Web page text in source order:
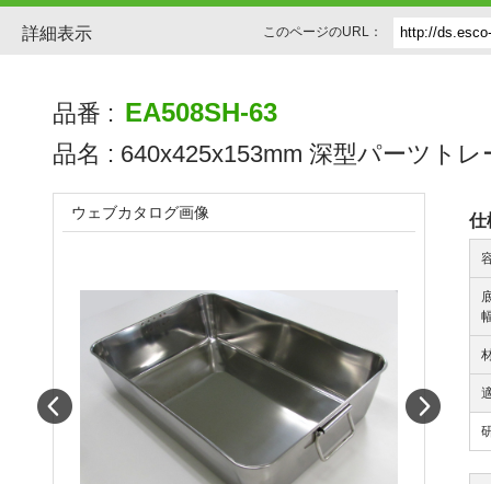
詳細表示 このページのURL：
品番 : EA508SH-63
品名 : 640x425x153mm 深型パーツトレ
仕
ウェブカタログ画像